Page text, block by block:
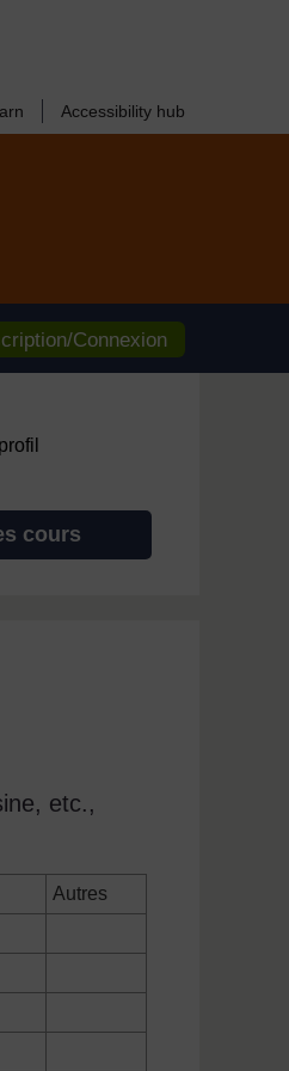
Accessibility hub
Connexion
cours
etc.,
Autres